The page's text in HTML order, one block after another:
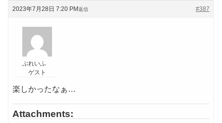
2023年7月28日 7:20 PM #387
返信
ぶれいふ
ゲスト
楽しかったなぁ…
Attachments: